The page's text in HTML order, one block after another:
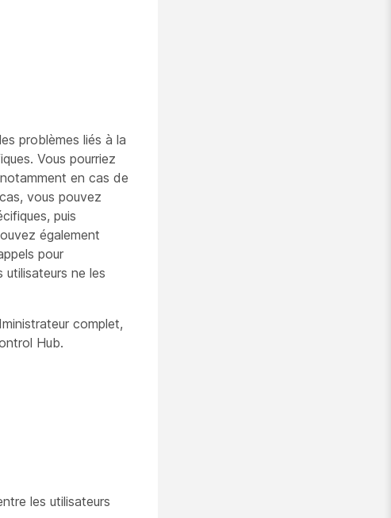
problèmes liés à la
Vous pourriez
en cas de
vous pouvez
puis
également
pour
ne les
complet,
Hub.
les utilisateurs